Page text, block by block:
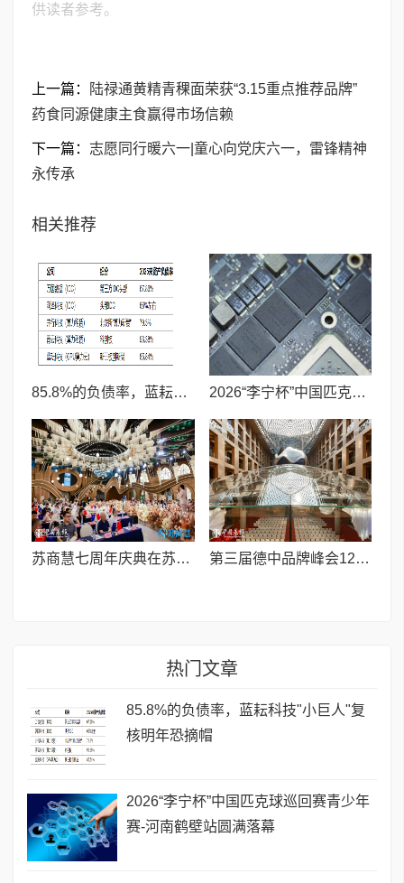
供读者参考。
上一篇：
陆禄通黄精青稞面荣获“3.15重点推荐品牌”
药食同源健康主食赢得市场信赖
下一篇： 志愿同行暖六一|童心向党庆六一，雷锋精神
永传承
相关推荐
85.8%的负债率，蓝耘科技"小巨人"复核明年恐摘帽 2026“李宁杯”中国匹克球巡回赛青少年赛-河南鹤壁站圆满落幕
苏商慧七周年庆典在苏州隆重举行 七大联创共启发展新篇章 第三届德中品牌峰会12月将在柏林举办，聚焦人工智能时代品牌全球化发展
热门文章
85.8%的负债率，蓝耘科技"小巨人"复
核明年恐摘帽
2026“李宁杯”中国匹克球巡回赛青少年
赛-河南鹤壁站圆满落幕